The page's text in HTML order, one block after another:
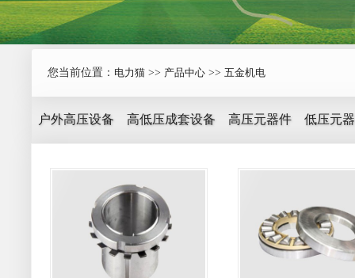
您当前位置： 电力猫 >> 产品中心 >> 五金机电
户外高压设备 高低压成套设备 高压元器件 低压元